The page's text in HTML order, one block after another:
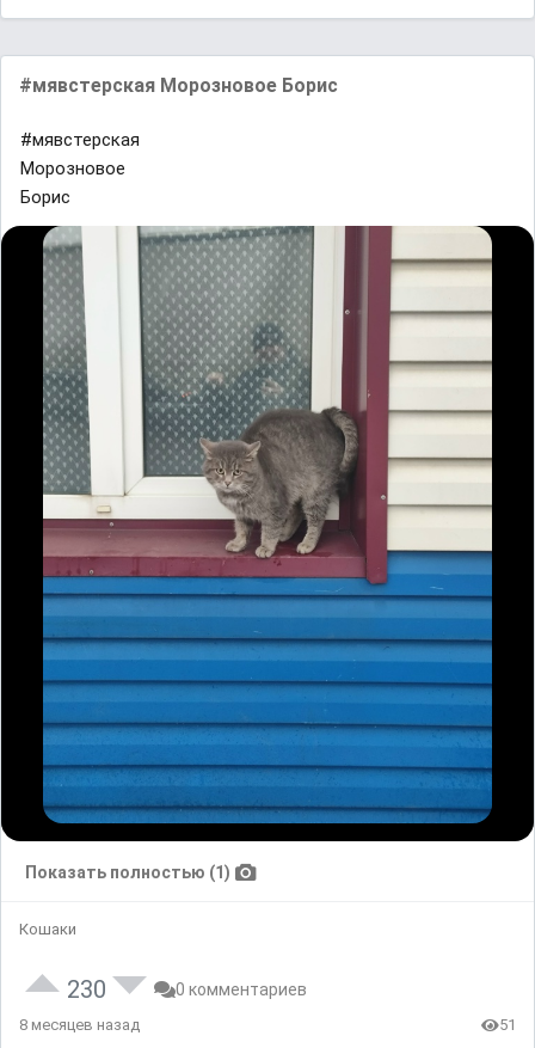
#мявстерская Морозновое Борис
#мявстерская
Морозновое
Борис
Показать полностью (1)
Кошаки
230 0 комментариев
8 месяцев назад 51